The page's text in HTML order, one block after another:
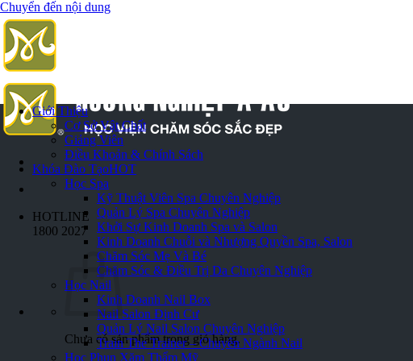
Chuyển đến nội dung
HOTLINE
1800 2027
Chưa có sản phẩm trong giỏ hàng.
Giới Thiệu
Cơ Sở Vật Chất
Giảng Viên
Điều Khoản & Chính Sách
Khóa Đào TạoHOT
Học Spa
Kỹ Thuật Viên Spa Chuyên Nghiệp
Quản Lý Spa Chuyên Nghiệp
Khởi Sự Kinh Doanh Spa và Salon
Kinh Doanh Chuỗi và Nhượng Quyền Spa, Salon
Chăm Sóc Mẹ Và Bé
Chăm Sóc & Điều Trị Da Chuyên Nghiệp
Học Nail
Kinh Doanh Nail Box
Nail Salon Định Cư
Quản Lý Nail Salon Chuyên Nghiệp
Train The Trainer – Chuyên Ngành Nail
Học Phun Xăm Thẩm Mỹ